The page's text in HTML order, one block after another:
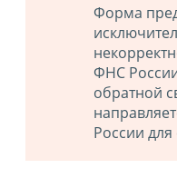
Форма
ФНС
обратной
России для